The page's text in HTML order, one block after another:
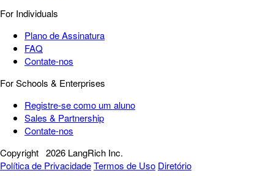
For Individuals
Plano de Assinatura
FAQ
Contate-nos
For Schools & Enterprises
Registre-se como um aluno
Sales & Partnership
Contate-nos
Copyright 2026 LangRich Inc.
Política de PrivacidadeTermos de Uso Diretório